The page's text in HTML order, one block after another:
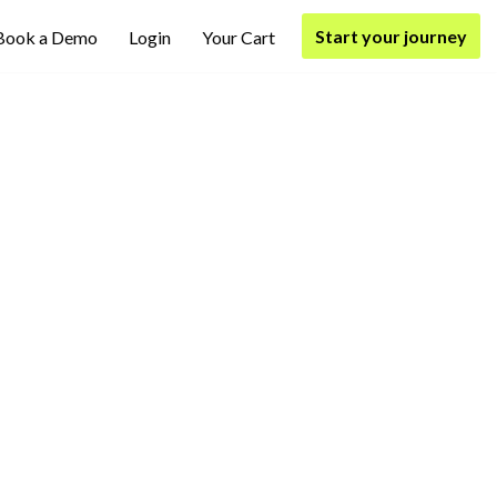
a Demo Login Your Cart Start your journey